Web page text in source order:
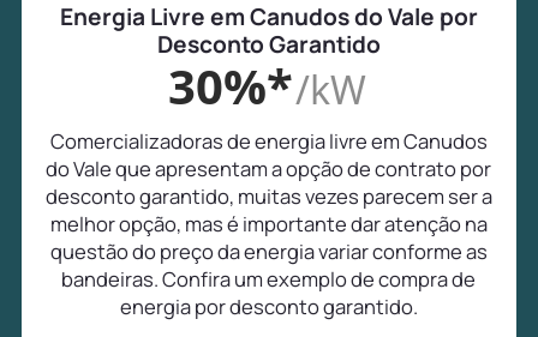
Energia Livre em Canudos do Vale por
Desconto Garantido
30%*/kW
Comercializadoras de energia livre em Canudos
do Vale que apresentam a opção de contrato por
desconto garantido, muitas vezes parecem ser a
melhor opção, mas é importante dar atenção na
questão do preço da energia variar conforme as
bandeiras. Confira um exemplo de compra de
energia por desconto garantido.